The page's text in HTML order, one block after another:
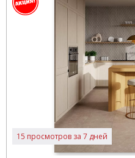
15 просмотров за 7 дней